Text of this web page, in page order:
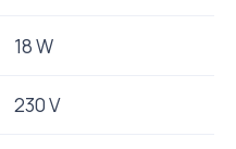
18 W
230 V